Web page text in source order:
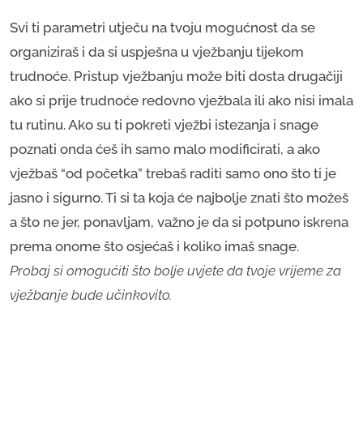
Svi ti parametri utječu na tvoju mogućnost da se
organiziraš i da si uspješna u vježbanju tijekom
trudnoće. Pristup vježbanju može biti dosta drugačiji
ako si prije trudnoće redovno vježbala ili ako nisi imala
tu rutinu. Ako su ti pokreti vježbi istezanja i snage
poznati onda ćeš ih samo malo modificirati, a ako
vježbaš “od početka” trebaš raditi samo ono što ti je
jasno i sigurno. Ti si ta koja će najbolje znati što možeš
a što ne jer, ponavljam, važno je da si potpuno iskrena
prema onome što osjećaš i koliko imaš snage.
Probaj si omogućiti što bolje uvjete da tvoje vrijeme za
vježbanje bude učinkovito.